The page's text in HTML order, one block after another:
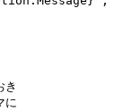
き
に